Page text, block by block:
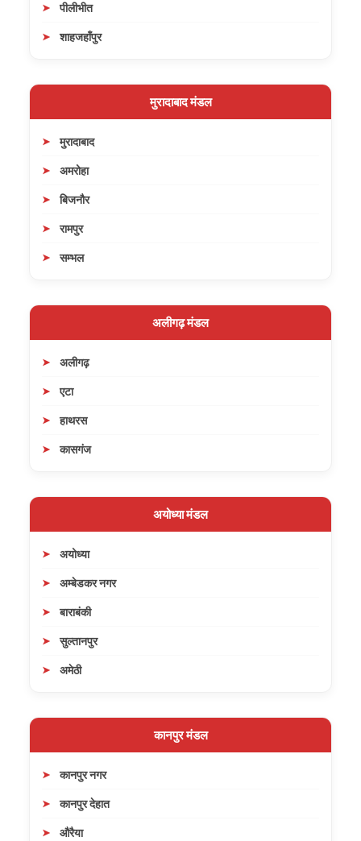
पीलीभीत
शाहजहाँपुर
मुरादाबाद मंडल
मुरादाबाद
अमरोहा
बिजनौर
रामपुर
सम्भल
अलीगढ़ मंडल
अलीगढ़
एटा
हाथरस
कासगंज
अयोध्या मंडल
अयोध्या
अम्बेडकर नगर
बाराबंकी
सुल्तानपुर
अमेठी
कानपुर मंडल
कानपुर नगर
कानपुर देहात
औरैया